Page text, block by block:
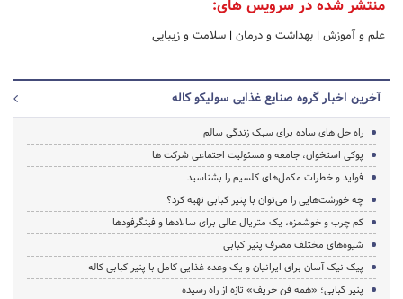
منتشر شده در سرویس های:
علم و آموزش | بهداشت و درمان | سلامت و زیبایی
آخرین اخبار گروه صنایع غذایی سولیکو کاله
راه حل های ساده برای سبک زندگی سالم
پوکی استخوان، جامعه و مسئولیت اجتماعی شرکت ها
فواید و خطرات مکمل‌های کلسیم را بشناسید
چه خورشت‌هایی را می‌توان با پنیر کبابی تهیه کرد؟
کم چرب و خوشمزه، یک متریال عالی برای سالاد‌ها و فینگرفودها
شیوه‌های مختلف مصرف پنیر کبابی
پیک نیک آسان برای ایرانیان و یک وعده غذایی کامل با پنیر کبابی کاله
پنیر کبابی؛ «همه فن حریف» تازه از راه رسیده